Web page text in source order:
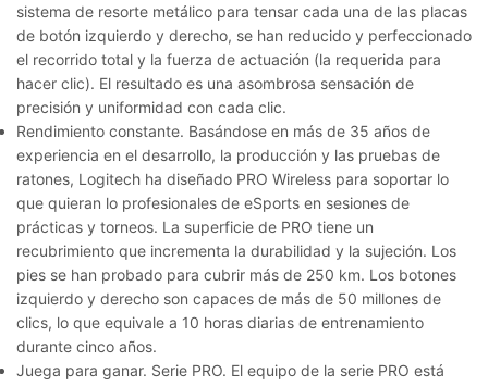
sistema de resorte metálico para tensar cada una de las placas
de botón izquierdo y derecho, se han reducido y perfeccionado
el recorrido total y la fuerza de actuación (la requerida para
hacer clic). El resultado es una asombrosa sensación de
precisión y uniformidad con cada clic.
Rendimiento constante. Basándose en más de 35 años de
experiencia en el desarrollo, la producción y las pruebas de
ratones, Logitech ha diseñado PRO Wireless para soportar lo
que quieran lo profesionales de eSports en sesiones de
prácticas y torneos. La superficie de PRO tiene un
recubrimiento que incrementa la durabilidad y la sujeción. Los
pies se han probado para cubrir más de 250 km. Los botones
izquierdo y derecho son capaces de más de 50 millones de
clics, lo que equivale a 10 horas diarias de entrenamiento
durante cinco años.
Juega para ganar. Serie PRO. El equipo de la serie PRO está